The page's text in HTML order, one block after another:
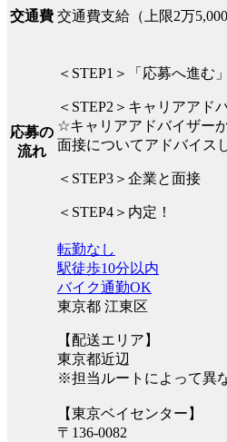
交通費 交通費支給（上限2万5,000
応募の
流れ
＜STEP1＞「応募へ進む
＜STEP2＞キャリアアド
☆キャリアアドバイザー
面接についてアドバイス
＜STEP3＞企業と面接
＜STEP4＞内定！
転勤なし
駅徒歩10分以内
バイク通勤OK
東京都 江東区
【配送エリア】
東京都近辺
※担当ルートによって異
【東京ベイセンター】
〒136-0082